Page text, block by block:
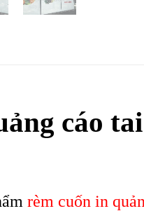
cáo
rèm cuốn in